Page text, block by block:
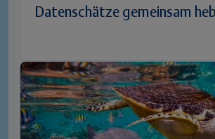
Datenschätze gemeinsam